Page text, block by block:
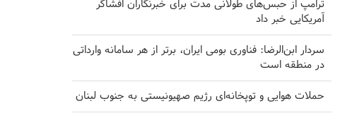
ترامپ از حبس‌های طولانی مدت برای خبرنگاران افشاگر
آمریکایی خبر داد
سردار ابن‌الرضا: فناوری بومی ایران، برتر از هر سامانه وارداتی
در منطقه است
حملات هوایی و توپخانه‌ای رژیم صهیونیستی به جنوب لبنان